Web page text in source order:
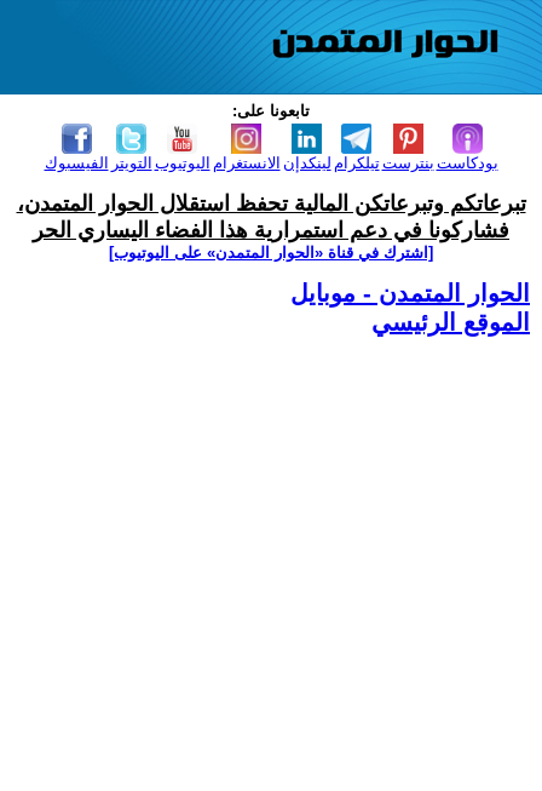
تابعونا على:
الفيسبوك التويتر اليوتيوب الانستغرام لينكدإن تيلكرامبنترست بودكاست
تبرعاتكم وتبرعاتكن المالية تحفظ استقلال الحوار المتمدن،
فشاركونا في دعم استمرارية هذا الفضاء اليساري الحر
[اشترك في قناة ‫«الحوار المتمدن» على اليوتيوب]
الحوار المتمدن - موبايل
الموقع الرئيسي